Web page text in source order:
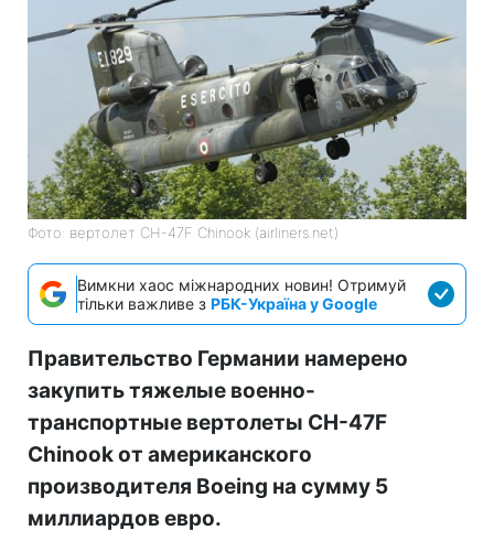
Фото: вертолет CH-47F Chinook (airliners.net)
Вимкни хаос міжнародних новин! Отримуй
тільки важливе з РБК-Україна у Google
Правительство Германии намерено
закупить тяжелые военно-
транспортные вертолеты CH-47F
Chinook от американского
производителя Boeing на сумму 5
миллиардов евро.